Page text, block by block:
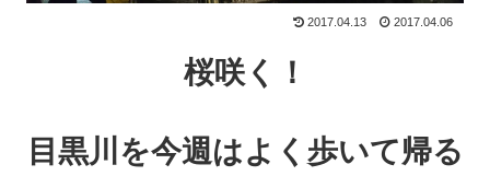
2017.04.13 2017.04.06
桜咲く！
目黒川を今週はよく歩いて帰る